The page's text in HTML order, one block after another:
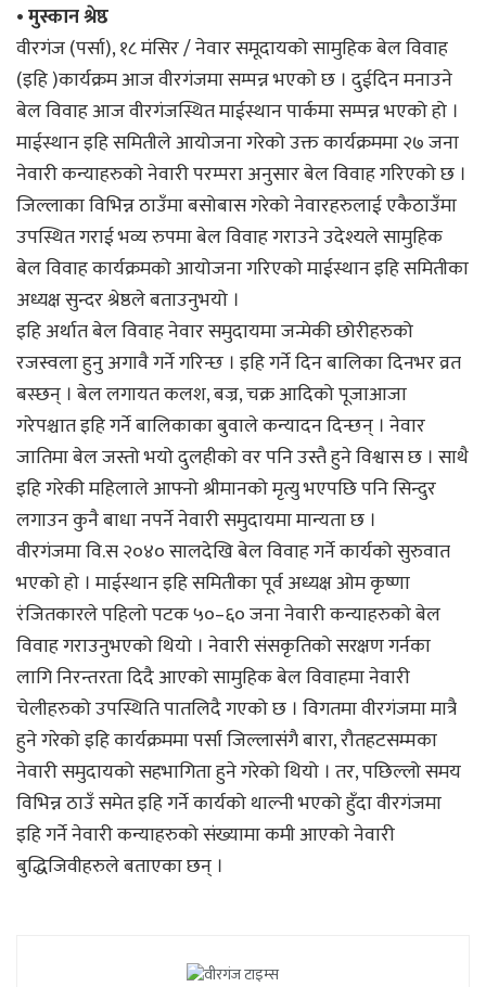
• मुस्कान श्रेष्ठ
वीरगंज (पर्सा), १८ मंसिर / नेवार समूदायको सामुहिक बेल विवाह
(इहि )कार्यक्रम आज वीरगंजमा सम्पन्न भएको छ । दुईदिन मनाउने
बेल विवाह आज वीरगंजस्थित माईस्थान पार्कमा सम्पन्न भएको हो ।
माईस्थान इहि समितीले आयोजना गरेको उक्त कार्यक्रममा २७ जना
नेवारी कन्याहरुको नेवारी परम्परा अनुसार बेल विवाह गरिएको छ ।
जिल्लाका विभिन्न ठाउँमा बसोबास गरेको नेवारहरुलाई एकैठाउँमा
उपस्थित गराई भव्य रुपमा बेल विवाह गराउने उदेश्यले सामुहिक
बेल विवाह कार्यक्रमको आयोजना गरिएको माईस्थान इहि समितीका
अध्यक्ष सुन्दर श्रेष्ठले बताउनुभयो ।
इहि अर्थात बेल विवाह नेवार समुदायमा जन्मेकी छोरीहरुको
रजस्वला हुनु अगावै गर्ने गरिन्छ । इहि गर्ने दिन बालिका दिनभर व्रत
बस्छन् । बेल लगायत कलश, बज्र, चक्र आदिको पूजाआजा
गरेपश्चात इहि गर्ने बालिकाका बुवाले कन्यादन दिन्छन् । नेवार
जातिमा बेल जस्तो भयो दुलहीको वर पनि उस्तै हुने विश्वास छ । साथै
इहि गरेकी महिलाले आफ्नो श्रीमानको मृत्यु भएपछि पनि सिन्दुर
लगाउन कुनै बाधा नपर्ने नेवारी समुदायमा मान्यता छ ।
वीरगंजमा वि.स २०४० सालदेखि बेल विवाह गर्ने कार्यको सुरुवात
भएको हो । माईस्थान इहि समितीका पूर्व अध्यक्ष ओम कृष्णा
रंजितकारले पहिलो पटक ५०–६० जना नेवारी कन्याहरुको बेल
विवाह गराउनुभएको थियो । नेवारी संसकृतिको सरक्षण गर्नका
लागि निरन्तरता दिदै आएको सामुहिक बेल विवाहमा नेवारी
चेलीहरुको उपस्थिति पातलिदै गएको छ । विगतमा वीरगंजमा मात्रै
हुने गरेको इहि कार्यक्रममा पर्सा जिल्लासंंगै बारा, रौतहटसम्मका
नेवारी समुदायको सहभागिता हुने गरेको थियो । तर, पछिल्लो समय
विभिन्न ठाउँ समेत इहि गर्ने कार्यको थाल्नी भएको हुँदा वीरगंजमा
इहि गर्ने नेवारी कन्याहरुको संख्यामा कमी आएको नेवारी
बुद्धिजिवीहरुले बताएका छन् ।